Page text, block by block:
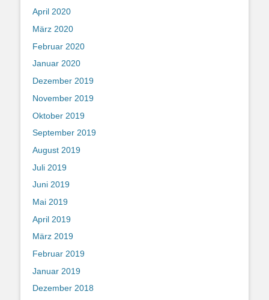
April 2020
März 2020
Februar 2020
Januar 2020
Dezember 2019
November 2019
Oktober 2019
September 2019
August 2019
Juli 2019
Juni 2019
Mai 2019
April 2019
März 2019
Februar 2019
Januar 2019
Dezember 2018